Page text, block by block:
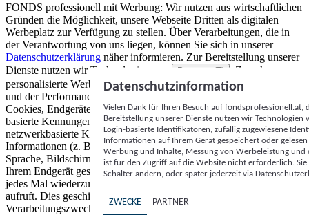
FONDS professionell mit Werbung: Wir nutzen aus wirtschaftlichen
Gründen die Möglichkeit, unsere Webseite Dritten als digitalen
Werbeplatz zur Verfügung zu stellen. Über Verarbeitungen, die in
der Verantwortung von uns liegen, können Sie sich in unserer
Datenschutzerklärung näher informieren. Zur Bereitstellung unserer
Dienste nutzen wir Technologien von
Partnern (5)
. Zwecke:
personalisierte Werbung und Inhalte, Messung von Werbeleistung
und der Performance von Inhalten sowie Zielgruppenforschung.
Cookies, Endgeräte- oder ähnliche Online-Kennungen (z. B. login-
basierte Kennungen, zufällig generierte Kennungen,
netzwerkbasierte Kennungen) können zusammen mit anderen
Informationen (z. B. Browsertyp und Browserinformationen,
Sprache, Bildschirmgröße, unterstützte Technologien usw.) auf
Ihrem Endgerät gespeichert oder von dort ausgelesen werden, um es
jedes Mal wiederzuerkennen, wenn es eine App oder einer Webseite
aufruft. Dies geschieht für einen oder mehrere der hier aufgeführten
Verarbeitungszwecke.
Datenschutzinformation
Vielen Dank für Ihren Besuch auf
Bereitstellung unserer Dienste nutzen wir Technologien
Login-basierte Identifikatoren, zufällig zugewiesene
Informationen auf Ihrem Gerät gespeichert oder
Werbung und Inhalte, Messung von Werbeleistung
ist für den Zugriff auf die Website nicht erforderlich.
Schalter ändern, oder später jederzeit via
ZWECKE PARTNER